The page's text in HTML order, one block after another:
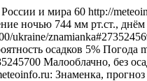
и мира 60 http://
ночью 744 мм рт.ст., днём
ukraine/
осадков 5% Погода
Малооблачно, без
Знаменка,